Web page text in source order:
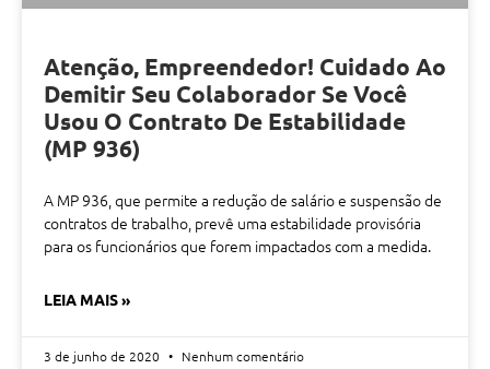
Atenção, Empreendedor! Cuidado Ao
Demitir Seu Colaborador Se Você
Usou O Contrato De Estabilidade
(MP 936)
A MP 936, que permite a redução de salário e suspensão de
contratos de trabalho, prevê uma estabilidade provisória
para os funcionários que forem impactados com a medida.
LEIA MAIS »
3 de junho de 2020 Nenhum comentário